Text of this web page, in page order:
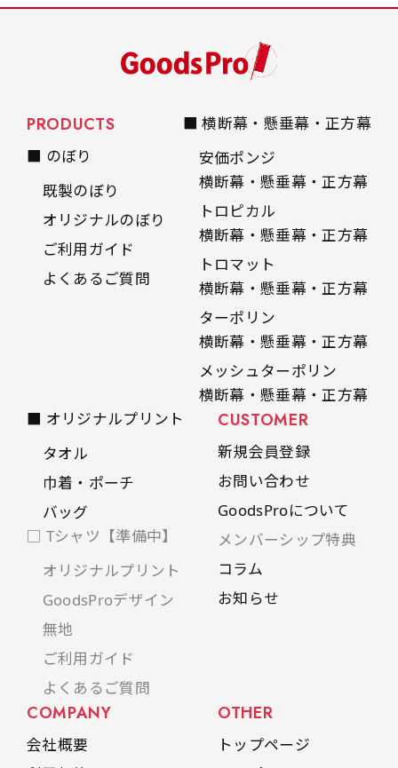
PRODUCTS
■ のぼり
既製のぼり
オリジナルのぼり
ご利用ガイド
よくあるご質問
■ 横断幕・懸垂幕・正方幕
安価ポンジ
横断幕・懸垂幕・正方幕
トロピカル
横断幕・懸垂幕・正方幕
トロマット
横断幕・懸垂幕・正方幕
ターポリン
横断幕・懸垂幕・正方幕
メッシュターポリン
横断幕・懸垂幕・正方幕
■ オリジナルプリント
タオル
巾着・ポーチ
バッグ
□ Tシャツ【準備中】
オリジナルプリント
GoodsProデザイン
無地
ご利用ガイド
よくあるご質問
CUSTOMER
新規会員登録
お問い合わせ
GoodsProについて
メンバーシップ特典
コラム
お知らせ
COMPANY
会社概要
OTHER
トップページ